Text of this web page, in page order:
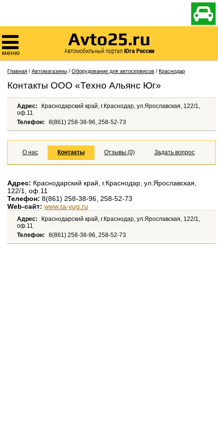


меню
Avto25.ru
Автомобильный порталЮга России
Главная / Автомагазины / Оборудование для автосервисов / Краснодар
Контакты ООО «Техно Альянс Юг»
Адрес:
Краснодарский край, г.Краснодар, ул.Ярославская, 122/1,
оф.11
Телефон:
8(861) 258-38-96, 258-52-73
О нас Контакты Отзывы (0) Задать вопрос
Адрес: Краснодарский край, г.Краснодар, ул.Ярославская,
122/1, оф.11
Телефон: 8(861) 258-38-96, 258-52-73
Web-сайт: www.ta-yug.ru
Адрес:
Краснодарский край, г.Краснодар, ул.Ярославская, 122/1,
оф.11
Телефон:
8(861) 258-38-96, 258-52-73